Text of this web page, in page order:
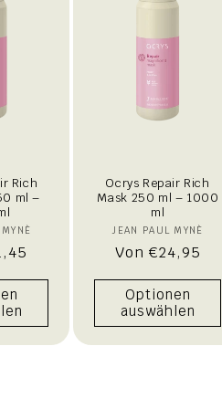
Rich
ml –
Ocrys Repair Rich
Mask 250 ml – 1000
ml
Anbieter:
JEAN PAUL MYNÈ
Normaler
Preis
Von €24,95
Optionen
auswählen